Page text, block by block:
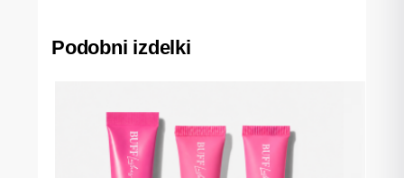
Podobni izdelki